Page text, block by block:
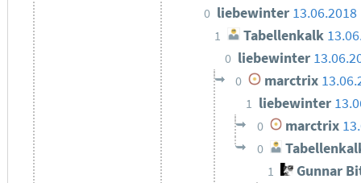
0 liebewinter 13.06.2018
1 Tabellenkalk
0 liebewinter
0 marctrix
1 liebewinter
0 marctrix
0
1 Gunnar